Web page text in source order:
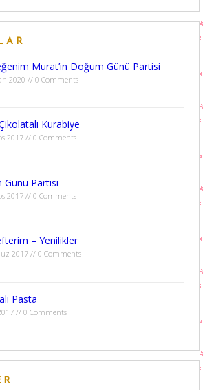
Murat’ın Doğum Günü Partisi
2020 // 0 Comments
Kurabiye
2017 // 0 Comments
Günü Partisi
2017 // 0 Comments
– Yenilikler
2017 // 0 Comments
Pasta
// 0 Comments